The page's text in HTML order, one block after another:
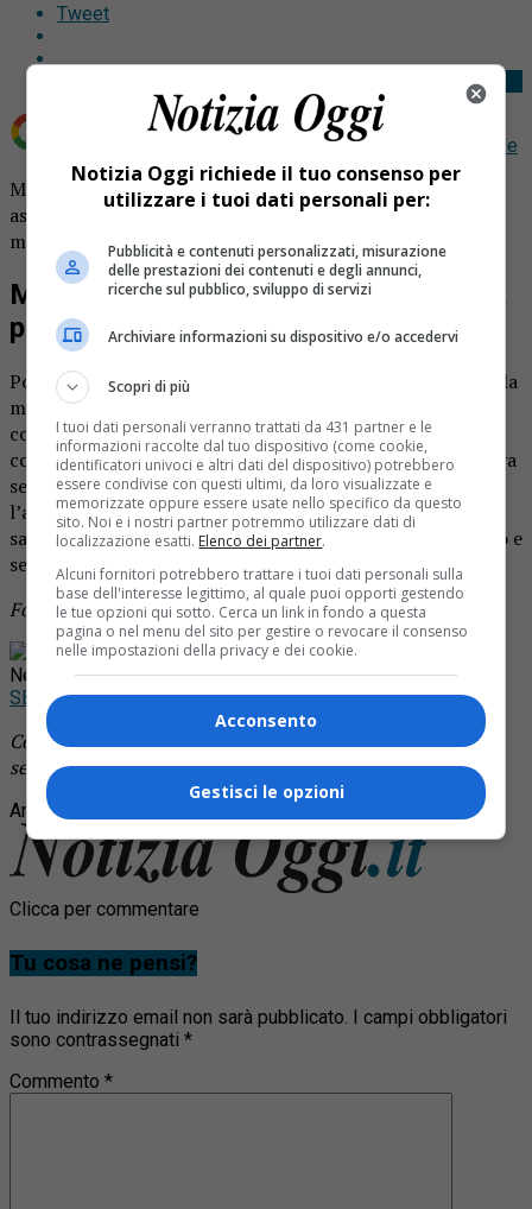
Tweet
Fonte preferita su Google
Maxi multa per un automobilista senza patente e
assicurazione. E’ stato scoperto dagli agenti della
municipale di Torino.
Maxi multa per un automobilista senza
patente e assicurazione
Poco dopo la mezzanotte un tunisino è stato fermato dalla
municipale in corso Emilia, a Torino. Sottoposto ad un
controllo le forze dell’ordine hanno notato che circolava
con i dispositivi ottici posteriori non funzionanti, viaggiava
senza cinture, e non aveva neanche la patente e
l’assicurazione dell’auto. Per l’uomo è arrivata una
sanzione di circa 6mila 200 euro e il fermo amministrativo e
sequestro del mezzo.
Foto d’archivio
Rimani aggiornato seguendoci su Google
News!
SEGUICI
Continua a leggere le notizie diNotizia Oggi Borgosesiae
segui la nostrapagina Facebook
Argomenti correlati:
Clicca per commentare
Tu cosa ne pensi?
Il tuo indirizzo email non sarà pubblicato. I campi obbligatori
sono contrassegnati *
Commento *
Notizia Oggi richiede il tuo consenso per
utilizzare i tuoi dati personali per:
Pubblicità e contenuti personalizzati, misurazione
delle prestazioni dei contenuti e degli annunci,
ricerche sul pubblico, sviluppo di servizi
Archiviare informazioni su dispositivo e/o accedervi
Scopri di più
I tuoi dati personali verranno trattati da 431 partner e le
informazioni raccolte dal tuo dispositivo (come cookie,
identificatori univoci e altri dati del dispositivo) potrebbero
essere condivise con questi ultimi, da loro visualizzate e
memorizzate oppure essere usate nello specifico da questo
sito. Noi e i nostri partner potremmo utilizzare dati di
localizzazione esatti. Elenco dei partner.
Alcuni fornitori potrebbero trattare i tuoi dati personali sulla
base dell'interesse legittimo, al quale puoi opporti gestendo
le tue opzioni qui sotto. Cerca un link in fondo a questa
pagina o nel menu del sito per gestire o revocare il consenso
nelle impostazioni della privacy e dei cookie.
Acconsento
Gestisci le opzioni